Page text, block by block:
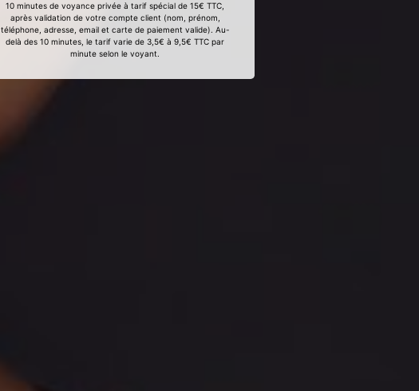
10 minutes de voyance privée à tarif spécial de 15€ TTC,
après validation de votre compte client (nom, prénom,
téléphone, adresse, email et carte de paiement valide). Au-
delà des 10 minutes, le tarif varie de 3,5€ à 9,5€ TTC par
minute selon le voyant.